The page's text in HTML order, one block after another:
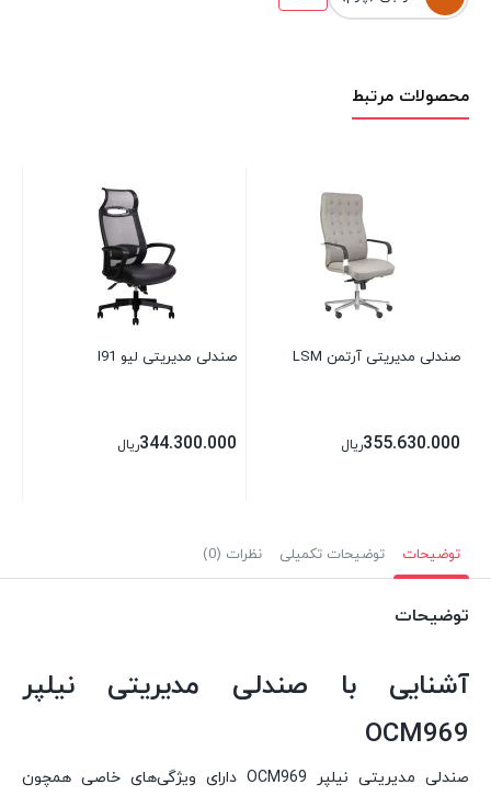
محصولات مرتبط
صندلی مدیریتی آرتمن LSM
355.630.000ریال
صندلی مدیریتی لیو I91
344.300.000ریال
توضیحات توضیحات تکمیلی نظرات (0)
توضیحات
آشنایی با صندلی مدیریتی نیلپر
OCM969
صندلی مدیریتی نیلپر OCM969 دارای ویژگی‌های خاصی همچون